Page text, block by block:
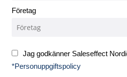
Företag
Jag godkänner Saleseffect
*Personuppgiftspolicy